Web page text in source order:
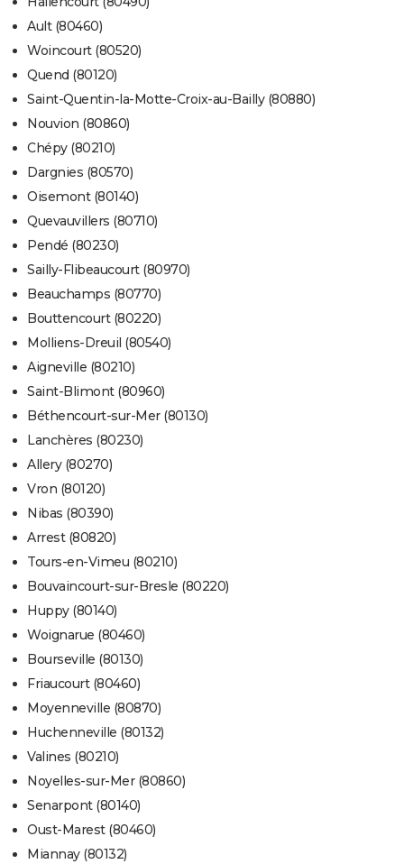
Ault (80460)
Woincourt (80520)
Quend (80120)
Saint-Quentin-la-Motte-Croix-au-Bailly (80880)
Nouvion (80860)
Chépy (80210)
Dargnies (80570)
Oisemont (80140)
Quevauvillers (80710)
Pendé (80230)
Sailly-Flibeaucourt (80970)
Beauchamps (80770)
Bouttencourt (80220)
Molliens-Dreuil (80540)
Aigneville (80210)
Saint-Blimont (80960)
Béthencourt-sur-Mer (80130)
Lanchères (80230)
Allery (80270)
Vron (80120)
Nibas (80390)
Arrest (80820)
Tours-en-Vimeu (80210)
Bouvaincourt-sur-Bresle (80220)
Huppy (80140)
Woignarue (80460)
Bourseville (80130)
Friaucourt (80460)
Moyenneville (80870)
Huchenneville (80132)
Valines (80210)
Noyelles-sur-Mer (80860)
Senarpont (80140)
Oust-Marest (80460)
Miannay (80132)